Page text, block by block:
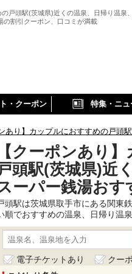
戸頭駅(茨城県)近くの温泉、日帰り温泉
の割引クーポン、口コミが満載
・クーポン 特集・ニュ
あり】カップルにおすすめの戸頭
【クーポンあり
頭駅(茨城県)近
ーパー銭湯おす
頭駅は茨城県取手市にある関東
順でおすすめの温泉、日帰り温
電子チケットあり クー